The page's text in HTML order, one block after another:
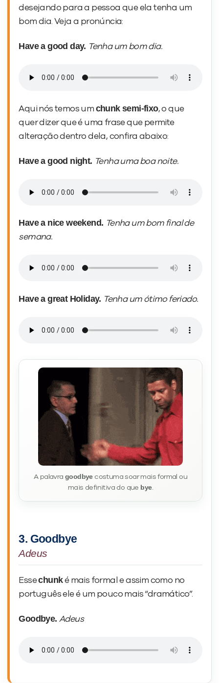
desejando para a pessoa que ela tenha um
bom dia. Veja a pronúncia:
Have a good day. Tenha um bom dia.
Aqui nós temos um chunk semi-fixo, o que
quer dizer que é uma frase que permite
alteração dentro dela, confira abaixo:
Have a good night. Tenha uma boa noite.
Have a nice weekend. Tenha um bom final de
semana.
Have a great Holiday. Tenha um ótimo feriado.
A palavra goodbyecostuma soar mais formal ou
mais definitiva do que bye.
3. Goodbye
Adeus
Essechunké mais formal e assim como no
português ele é um pouco mais “dramático”.
Goodbye. Adeus